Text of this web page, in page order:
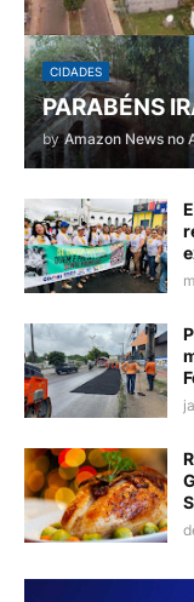
CIDADES
PARABÉNS
by Amazon News no